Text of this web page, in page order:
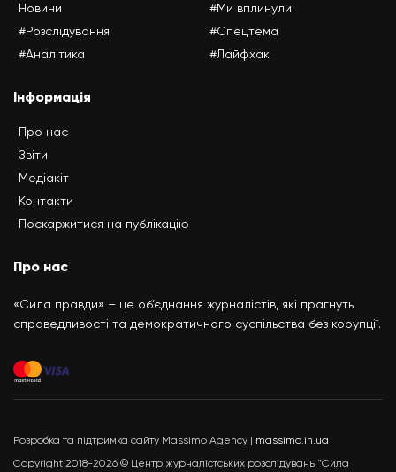
Новини
#Розслідування
#Аналітика
#Ми вплинули
#Спецтема
#Лайфхак
Інформація
Про нас
Звіти
Медіакіт
Контакти
Поскаржитися на публікацію
Про нас
«Сила правди» – це об’єднання журналістів, які прагнуть
справедливості та демократичного суспільства без корупції.
Розробка та підтримка сайту Massimo Agency | massimo.in.ua
Copyright 2018-2026 © Центр журналістських розслідувань "Сила